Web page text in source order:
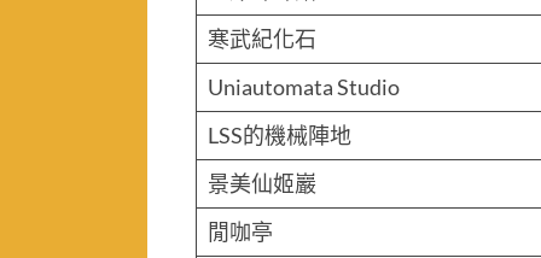
寒武紀化石
Uniautomata Studio
LSS的機械陣地
景美仙姬巖
閒咖亭